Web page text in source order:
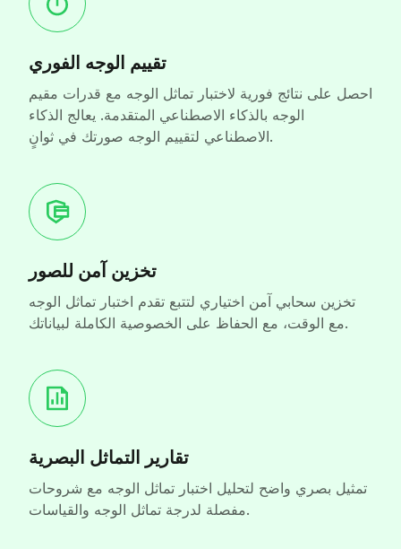
تقييم الوجه الفوري
احصل على نتائج فورية لاختبار تماثل الوجه مع قدرات مقيم
الوجه بالذكاء الاصطناعي المتقدمة. يعالج الذكاء
الاصطناعي لتقييم الوجه صورتك في ثوانٍ.
تخزين آمن للصور
تخزين سحابي آمن اختياري لتتبع تقدم اختبار تماثل الوجه
مع الوقت، مع الحفاظ على الخصوصية الكاملة لبياناتك.
تقارير التماثل البصرية
تمثيل بصري واضح لتحليل اختبار تماثل الوجه مع شروحات
مفصلة لدرجة تماثل الوجه والقياسات.